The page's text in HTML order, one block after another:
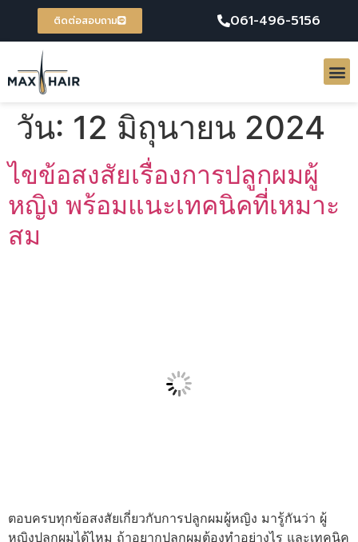
ติดต่อสอบถาม 061-496-5156
วัน: 12 มิถุนายน 2024
ไขข้อสงสัยเรื่องการปลูกผมผู้
หญิง พร้อมแนะเทคนิคที่เหมาะ
สม
ตอบครบทุกข้อสงสัยเกี่ยวกับการปลูกผมผู้หญิง มารู้กันว่า ผู้
หญิงปลูกผมได้ไหม ถ้าอยากปลูกผมต้องทำอย่างไร และเทคนิค